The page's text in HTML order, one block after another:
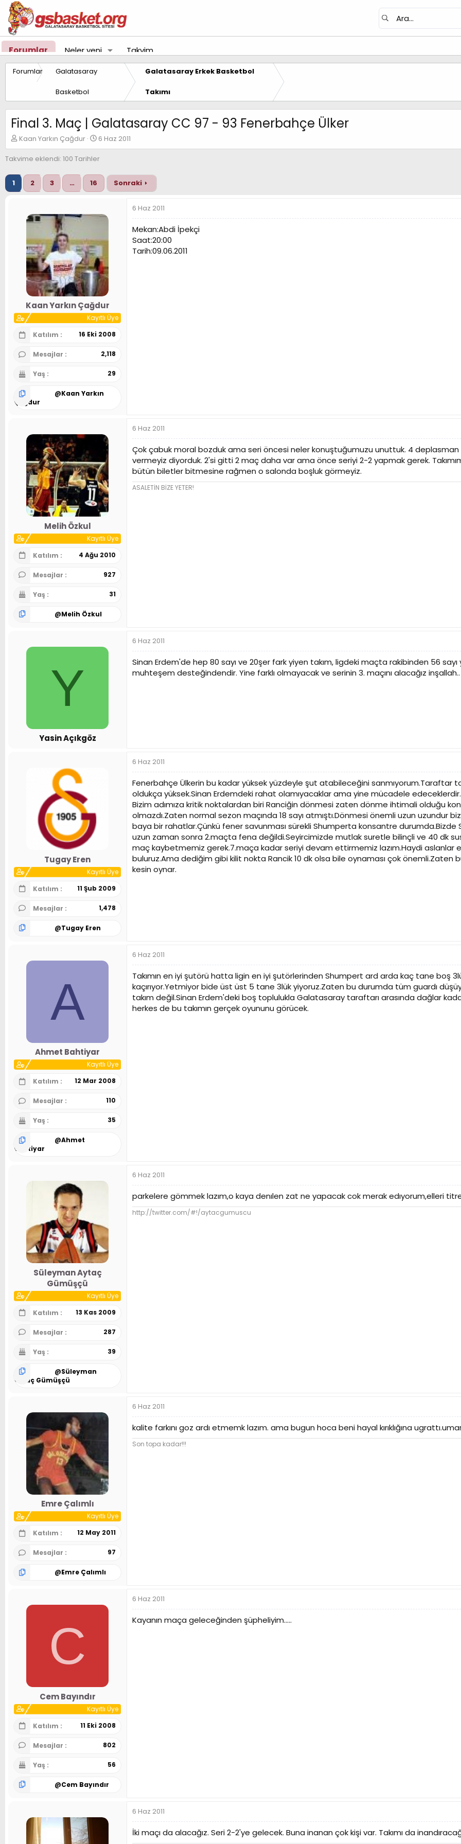
Forumlar Neler yeni Takvim
Forumlar Galatasaray
Basketbol
Galatasaray Erkek Basketbol
Takımı
Final 3. Maç | Galatasaray CC 97 - 93 Fenerbahçe Ülker
K
o
n
y
B
Kaan Yarkın Çağdur
B
a
ş
a
g
ç
r
i
h
i
6 Haz 2011
Takvime eklendi: 100 Tarihler
1 2 3 … 16 Sonraki
Kaan Yarkın Çağdur
Kayıtlı Üye
Katılım
16 Eki 2008
Mesajlar 2,118
Yaş 29
@Kaan Yarkın
Çağdur
6 Haz 2011
Mekan:Abdi İpekçi
Saat:20:00
Tarih:09.06.2011
Melih Özkul
Kayıtlı Üye
Katılım
4 Ağu 2010
Mesajlar 927
Yaş 31
@Melih Özkul
6 Haz 2011
Çok çabuk moral bozduk ama seri öncesi neler konuştuğumuzu unuttuk. 4
vermeyiz diyorduk. 2'si gitti 2 maç daha var ama önce seriyi 2-2 yapmak gerek.
bütün biletler bitmesine rağmen o salonda boşluk görmeyiz.
ASALETİN BİZE YETER!
Y
Yasin Açıkgöz
6 Haz 2011
Sinan Erdem'de hep 80 sayı ve 20şer fark yiyen takım, ligdeki maçta rakibinden 56
muhteşem desteğindendir. Yine farklı olmayacak ve serinin 3. maçını alacağız inşallah..
Tugay Eren
Kayıtlı Üye
Katılım
11 Şub 2009
Mesajlar 1,478
@Tugay Eren
6 Haz 2011
Fenerbahçe Ülkerin bu kadar yüksek yüzdeyle şut atabileceğini sanmıyorum.Taraftar
oldukça yüksek.Sinan Erdemdeki rahat olamıyacaklar ama yine mücadele edeceklerdir.
Bizim adımıza kritik noktalardan biri Ranciğin dönmesi zaten dönme ihtimali olduğu
olmazdı.Zaten normal sezon maçında 18 sayı atmıştı.Dönmesi önemli uzun uzundur
baya bir rahatlar.Çünkü fener savunması sürekli Shumperta konsantre durumda.Bizde
uzun zaman sonra 2.maçta fena değildi.Seyircimizde mutlak suretle bilinçli ve 40 dk
maç kaybetmemiz gerek.7.maça kadar seriyi devam ettirmemiz lazım.Haydi
buluruz.Ama dediğim gibi kilit nokta Rancik 10 dk olsa bile oynaması çok
kesin oynar.
A
Ahmet Bahtiyar
Kayıtlı Üye
Katılım
12 Mar 2008
Mesajlar 110
Yaş 35
@Ahmet
Bahtiyar
6 Haz 2011
Takımın en iyi şutörü hatta ligin en iyi şutörlerinden Shumpert ard arda kaç tane boş
kaçırıyor.Yetmiyor bide üst üst 5 tane 3lük yiyoruz.Zaten bu durumda tüm guardı
takım değil.Sinan Erdem'deki boş toplulukla Galatasaray taraftarı arasında dağlar
herkes de bu takımın gerçek oyununu görücek.
Süleyman Aytaç
Gümüşçü
Kayıtlı Üye
Katılım
13 Kas 2009
Mesajlar 287
Yaş 39
@Süleyman
Aytaç Gümüşçü
6 Haz 2011
parkelere gömmek lazım,o kaya denılen zat ne yapacak cok merak edıyorum,elleri
http://twitter.com/#!/aytacgumuscu
Emre Çalımlı
Kayıtlı Üye
Katılım
12 May 2011
Mesajlar 97
@Emre Çalımlı
6 Haz 2011
kalite farkını goz ardı etmemk lazım. ama bugun hoca beni hayal kırıklığına
Son topa kadar!!!
C
Cem Bayındır
Kayıtlı Üye
Katılım
11 Eki 2008
Mesajlar 802
Yaş 56
@Cem Bayındır
6 Haz 2011
Kayanın maça geleceğinden şüpheliyim.....
6 Haz 2011
İki maçı da alacağız. Seri 2-2'ye gelecek. Buna inanan çok kişi var. Takımı da